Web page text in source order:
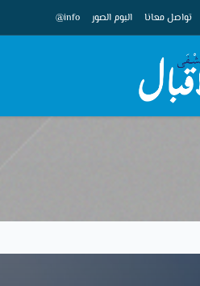
تواصل معانا البوم الصور info@